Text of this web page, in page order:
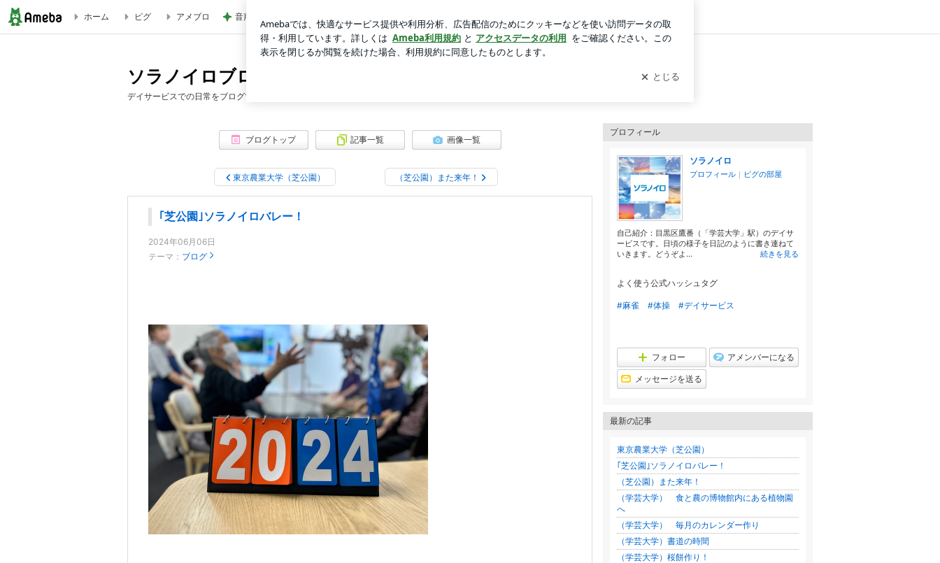
ホーム ピグ アメブロ 音声トラブルで新しくしたマイク ログイン
ソラノイロブログ
デイサービスでの日常をブログで紹介します。
ブログトップ 記事一覧 画像一覧
東京農業大学（芝公園） （芝公園）また来年！
｢芝公園｣ソラノイロバレー！
2024年06月06日
テーマ： ブログ
プロフィール
ソラノイロ
プロフィール ｜ ピグの部屋
自己紹介：目黒区鷹番（「学芸大学」駅）のデイサ
ービスです。日頃の様子を日記のように書き連ねて
いきます。どうぞよ...
続きを見る
よく使う公式ハッシュタグ
#麻雀 #体操 #デイサービス
フォロー アメンバーになる
メッセージを送る
最新の記事
東京農業大学（芝公園）
｢芝公園｣ソラノイロバレー！
（芝公園）また来年！
（学芸大学） 食と農の博物館内にある植物園
へ
（学芸大学） 毎月のカレンダー作り
（学芸大学）書道の時間
（学芸大学）桜餅作り！